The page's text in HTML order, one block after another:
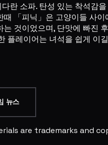
란 소파. 탄성 있는 착석감
「피닉」은 고양이들 사
는 것이었으며, 단맛에 빠진
플레이어는 녀석을 쉽게 이
뉴스
are trademarks and